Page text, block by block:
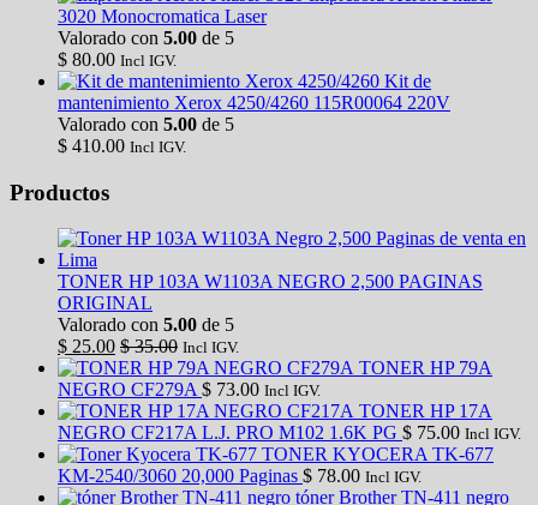
3020 Monocromatica Laser
Valorado con 5.00 de 5
$ 80.00 Incl IGV.
Kit de
mantenimiento Xerox 4250/4260 115R00064 220V
Valorado con 5.00 de 5
$ 410.00 Incl IGV.
Productos
TONER HP 103A W1103A NEGRO 2,500 PAGINAS
ORIGINAL
Valorado con 5.00 de 5
$ 25.00 $35.00 Incl IGV.
TONER HP 79A
NEGRO CF279A $ 73.00 Incl IGV.
TONER HP 17A
NEGRO CF217A L.J. PRO M102 1.6K PG $ 75.00 Incl IGV.
TONER KYOCERA TK-677
KM-2540/3060 20,000 Paginas $ 78.00 Incl IGV.
tóner Brother TN-411 negro